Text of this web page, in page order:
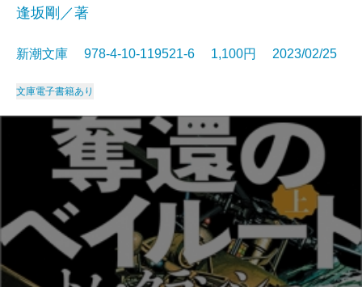
逢坂剛／著
新潮文庫 978-4-10-119521-6 1,100円 2023/02/25
文庫電子書籍あり